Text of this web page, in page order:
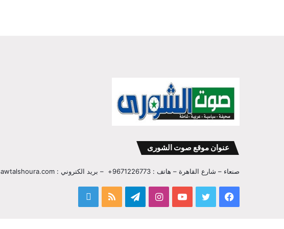
عنوان موقع صوت الشورى
صنعاء – شارع القاهرة – هاتف : 9671226773+ – بريد الكتروني : info@sawtalshoura.com
فيسبوك تويتر يوتيوب انستقرامتيلقرام ملخص